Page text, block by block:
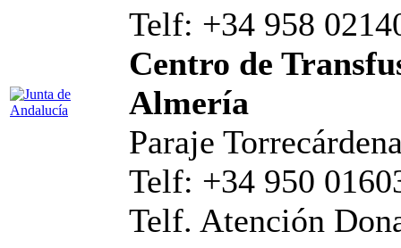
Telf: +34 958
Centro de
Almería
Paraje
Telf: +34 950
Telf. Atención